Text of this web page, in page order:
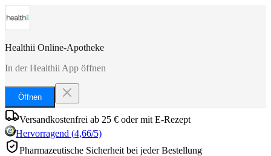
Healthii Online-Apotheke
In der Healthii App öffnen
Öffnen
Versandkostenfrei ab 25 € oder mit E-Rezept
Hervorragend (4,66/5)
Pharmazeutische Sicherheit bei jeder Bestellung